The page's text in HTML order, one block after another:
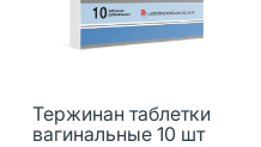
Тержинан таблетки
вагинальные 10 шт